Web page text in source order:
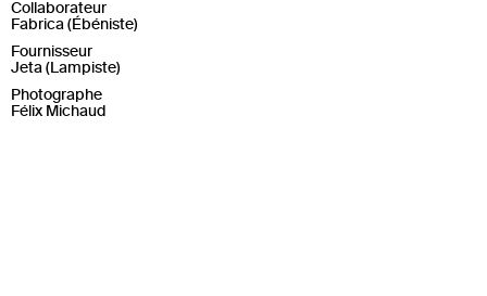
Collaborateur
Fabrica (Ébéniste)
Fournisseur
Jeta (Lampiste)
Photographe
Félix Michaud